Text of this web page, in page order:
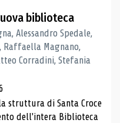
biblioteca
Alessandro Spedale,
Raffaella Magnano,
Corradini, Stefania
struttura di Santa Croce
dell'intera Biblioteca